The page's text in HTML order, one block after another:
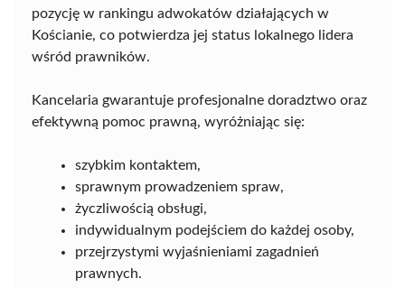
pozycję w rankingu adwokatów działających w
Kościanie, co potwierdza jej status lokalnego lidera
wśród prawników.
Kancelaria gwarantuje profesjonalne doradztwo oraz
efektywną pomoc prawną, wyróżniając się:
szybkim kontaktem,
sprawnym prowadzeniem spraw,
życzliwością obsługi,
indywidualnym podejściem do każdej osoby,
przejrzystymi wyjaśnieniami zagadnień
prawnych.